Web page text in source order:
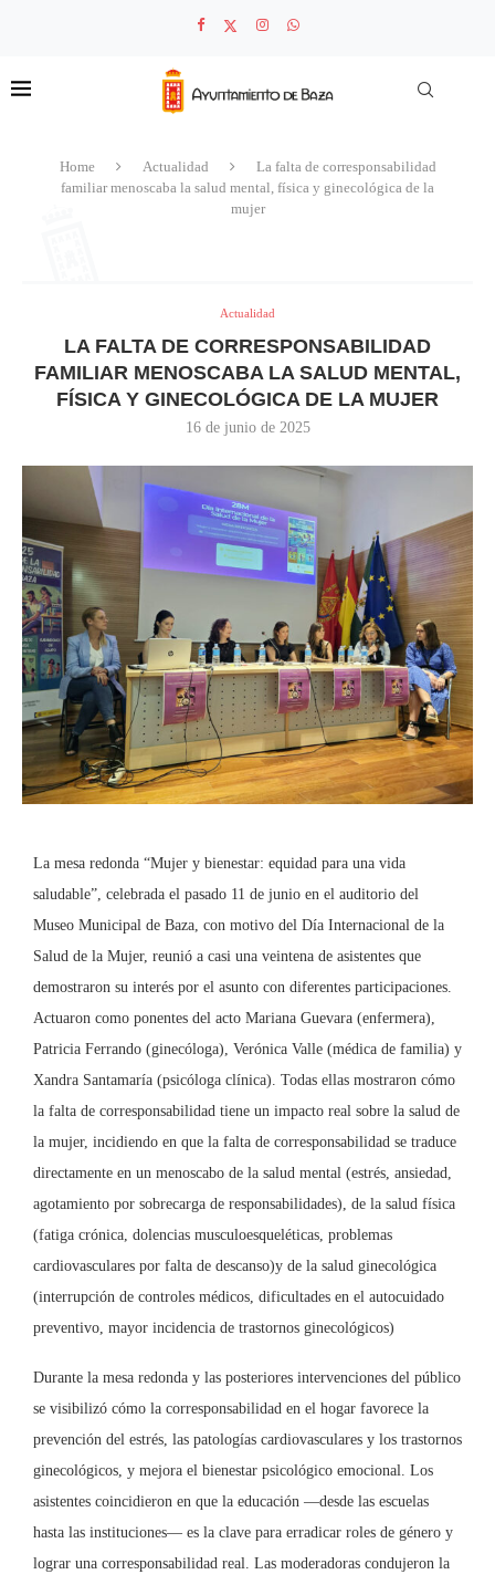
Home Actualidad
La falta de corresponsabilidad
familiar menoscaba la salud mental, física y ginecológica de la
mujer
Actualidad
LA FALTA DE CORRESPONSABILIDAD
FAMILIAR MENOSCABA LA SALUD MENTAL,
FÍSICA Y GINECOLÓGICA DE LA MUJER
16 de junio de 2025
La mesa redonda “Mujer y bienestar: equidad para una vida
saludable”, celebrada el pasado 11 de junio en el auditorio del
Museo Municipal de Baza, con motivo del Día Internacional de la
Salud de la Mujer, reunió a casi una veintena de asistentes que
demostraron su interés por el asunto con diferentes participaciones.
Actuaron como ponentes del acto Mariana Guevara (enfermera),
Patricia Ferrando (ginecóloga), Verónica Valle (médica de familia) y
Xandra Santamaría (psicóloga clínica). Todas ellas mostraron cómo
la falta de corresponsabilidad tiene un impacto real sobre la salud de
la mujer, incidiendo en que la falta de corresponsabilidad se traduce
directamente en un menoscabo de la salud mental (estrés, ansiedad,
agotamiento por sobrecarga de responsabilidades), de la salud física
(fatiga crónica, dolencias musculoesqueléticas, problemas
cardiovasculares por falta de descanso)y de la salud ginecológica
(interrupción de controles médicos, dificultades en el autocuidado
preventivo, mayor incidencia de trastornos ginecológicos)
Durante la mesa redonda y las posteriores intervenciones del público
se visibilizó cómo la corresponsabilidad en el hogar favorece la
prevención del estrés, las patologías cardiovasculares y los trastornos
ginecológicos, y mejora el bienestar psicológico emocional. Los
asistentes coincidieron en que la educación —desde las escuelas
hasta las instituciones— es la clave para erradicar roles de género y
lograr una corresponsabilidad real. Las moderadoras condujeron la